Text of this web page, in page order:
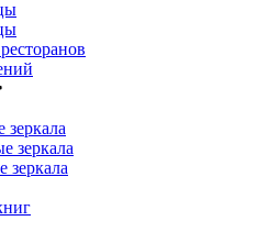
зеркала
зеркала
зеркала